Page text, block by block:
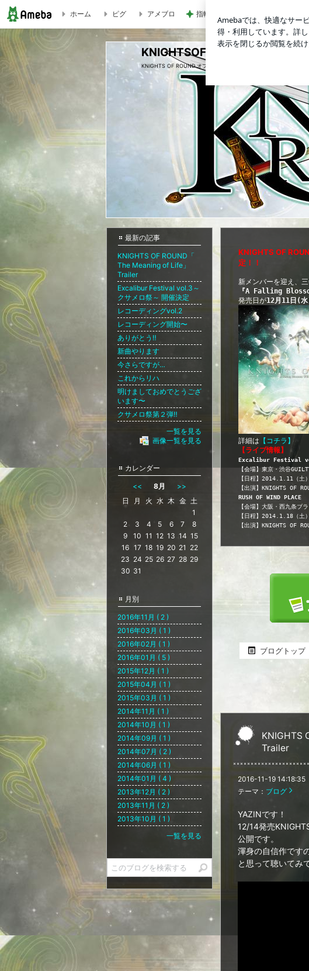
KNIGHTSOFROUNDのブログ
ホーム ピグ アメブロ 指輪を自宅に置き忘れた結婚式
KNIGHTSOFROUNDのブログ
KNIGHTS OF ROUND オフィシャルブログ
KNIGHTS OF
定！！
新メンバーを迎え、
『A Falling
発売日が12月11日(
詳細は 【コチラ】
【ライブ情報】
Excalibur Festival
【会場】東京・渋谷
【日程】2014.1.11（
【出演】KNIGHTS OF
RUSH OF WIND PLACE
【会場】大阪・西九条ブ
【日程】2014.1.18（
【出演】KNIGHTS
ブログトップ
KNIGHTS
Trailer
2016-11-19 14:18:35
テーマ： ブログ
YAZINです！
12/14発売
公開です。
渾身の自信作です
と思って聴いてみ
最新の記事
KNIGHTS OF ROUND「
The Meaning of Life」
Trailer
Excalibur Festival vol.3～
クサメロ祭～ 開催決定
レコーディングvol.2
レコーディング開始〜
ありがとう‼️
新曲やります
今さらですが…
これからリハ
明けましておめでとうござ
います〜
クサメロ祭第２弾‼️
一覧を見る
画像一覧を見る
カレンダー
<< 8月
>>
日
月 火 水 木 金 土
1
2
3 4 5 6 7
8
9
10 11 12 13 14 15
16 17 18 19 20 21 22
23 24 25 26 27 28 29
30 31
月別
2016年11月 ( 2 )
2016年03月 ( 1 )
2016年02月 ( 1 )
2016年01月 ( 5 )
2015年12月 ( 1 )
2015年04月 ( 1 )
2015年03月 ( 1 )
2014年11月 ( 1 )
2014年10月 ( 1 )
2014年09月 ( 1 )
2014年07月 ( 2 )
2014年06月 ( 1 )
2014年01月 ( 4 )
2013年12月 ( 2 )
2013年11月 ( 2 )
2013年10月 ( 1 )
一覧を見る